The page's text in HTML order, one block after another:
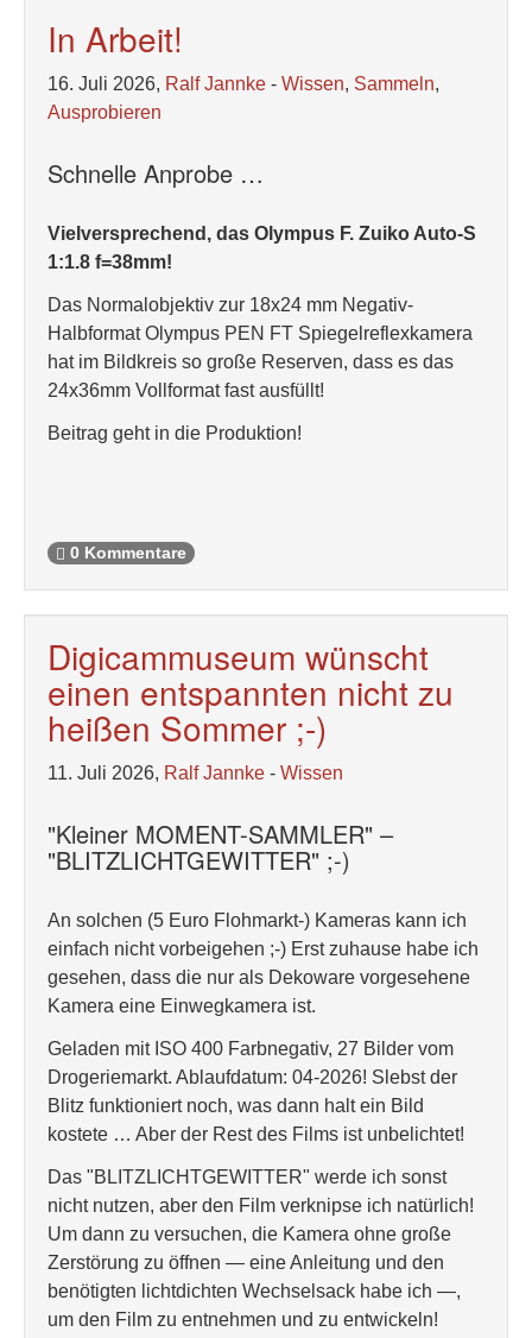
In Arbeit!
16. Juli 2026, Ralf Jannke - Wissen, Sammeln,
Ausprobieren
Schnelle Anprobe …
Vielversprechend, das Olympus F. Zuiko Auto-S
1:1.8 f=38mm!
Das Normalobjektiv zur 18x24 mm Negativ-
Halbformat Olympus PEN FT Spiegelreflexkamera
hat im Bildkreis so große Reserven, dass es das
24x36mm Vollformat fast ausfüllt!
Beitrag geht in die Produktion!
0 Kommentare
Digicammuseum wünscht
einen entspannten nicht zu
heißen Sommer ;-)
11. Juli 2026, Ralf Jannke - Wissen
"Kleiner MOMENT-SAMMLER" –
"BLITZLICHTGEWITTER" ;-)
An solchen (5 Euro Flohmarkt-) Kameras kann ich
einfach nicht vorbeigehen ;-) Erst zuhause habe ich
gesehen, dass die nur als Dekoware vorgesehene
Kamera eine Einwegkamera ist.
Geladen mit ISO 400 Farbnegativ, 27 Bilder vom
Drogeriemarkt. Ablaufdatum: 04-2026! Slebst der
Blitz funktioniert noch, was dann halt ein Bild
kostete … Aber der Rest des Films ist unbelichtet!
Das "BLITZLICHTGEWITTER" werde ich sonst
nicht nutzen, aber den Film verknipse ich natürlich!
Um dann zu versuchen, die Kamera ohne große
Zerstörung zu öffnen — eine Anleitung und den
benötigten lichtdichten Wechselsack habe ich —,
um den Film zu entnehmen und zu entwickeln!